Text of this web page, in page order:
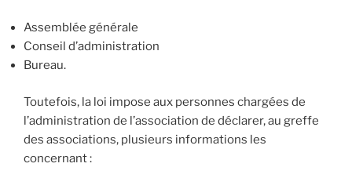
Assemblée générale
Conseil d’administration
Bureau.
Toutefois, la loi impose aux personnes chargées de
l’administration de l’association de déclarer, au greffe
des associations, plusieurs informations les
concernant :